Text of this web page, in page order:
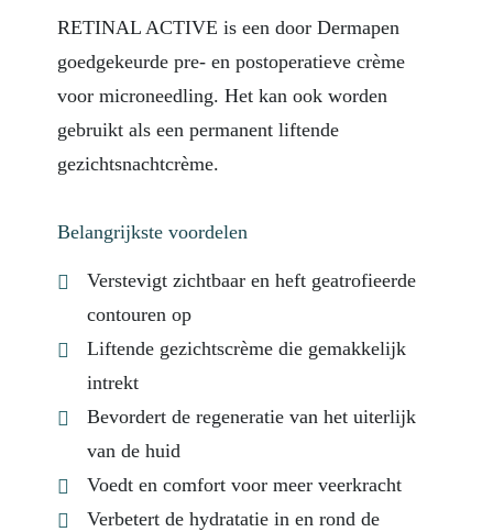
RETINAL ACTIVE is een door Dermapen
goedgekeurde pre- en postoperatieve crème
voor microneedling. Het kan ook worden
gebruikt als een permanent liftende
gezichtsnachtcrème.
Belangrijkste voordelen
Verstevigt zichtbaar en heft geatrofieerde
contouren op
Liftende gezichtscrème die gemakkelijk
intrekt
Bevordert de regeneratie van het uiterlijk
van de huid
Voedt en comfort voor meer veerkracht
Verbetert de hydratatie in en rond de